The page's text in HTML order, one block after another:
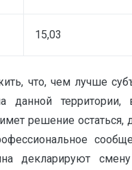
15,03
что, чем лучше
данной
решение остаться,
декларируют